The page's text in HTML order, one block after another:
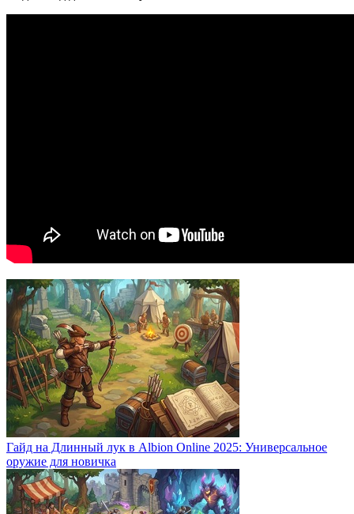
Гайд на Длинный лук в Albion Online 2025: Универсальное
оружие для новичка